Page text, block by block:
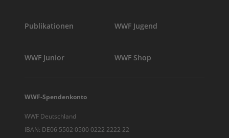
Publikationen WWF Jugend
WWF Junior WWF Shop
WWF-Spendenkonto
WWF Deutschland
IBAN: DE06 5502 0500 0222 2222 22